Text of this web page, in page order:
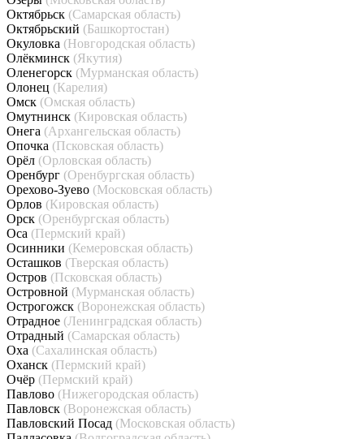
Октябрьск (Самарская область)
Октябрьский (Башкортостан)
Окуловка (Новгородская область)
Олёкминск (Якутия)
Оленегорск (Мурманская область)
Олонец (Карелия)
Омск (Омская область)
Омутнинск (Кировская область)
Онега (Архангельская область)
Опочка (Псковская область)
Орёл (Орловская область)
Оренбург (Оренбургская область)
Орехово-Зуево (Московская область)
Орлов (Кировская область)
Орск (Оренбургская область)
Оса (Пермский край)
Осинники (Кемеровская область)
Осташков (Тверская область)
Остров (Псковская область)
Островной (Мурманская область)
Острогожск (Воронежская область)
Отрадное (Ленинградская область)
Отрадный (Самарская область)
Оха (Сахалинская область)
Оханск (Пермский край)
Очёр (Пермский край)
Павлово (Нижегородская область)
Павловск (Воронежская область)
Павловский Посад (Московская область)